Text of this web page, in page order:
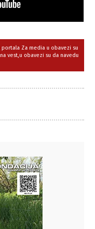
Za media u obavezi su
vest,u obavezi su da navedu